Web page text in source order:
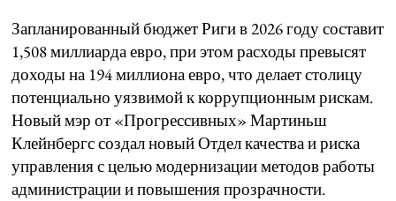
Запланированный бюджет Риги в 2026 году составит
1,508 миллиарда евро, при этом расходы превысят
доходы на 194 миллиона евро, что делает столицу
потенциально уязвимой к коррупционным рискам.
Новый мэр от «Прогрессивных» Мартиньш
Клейнбергс создал новый Отдел качества и риска
управления с целью модернизации методов работы
администрации и повышения прозрачности.